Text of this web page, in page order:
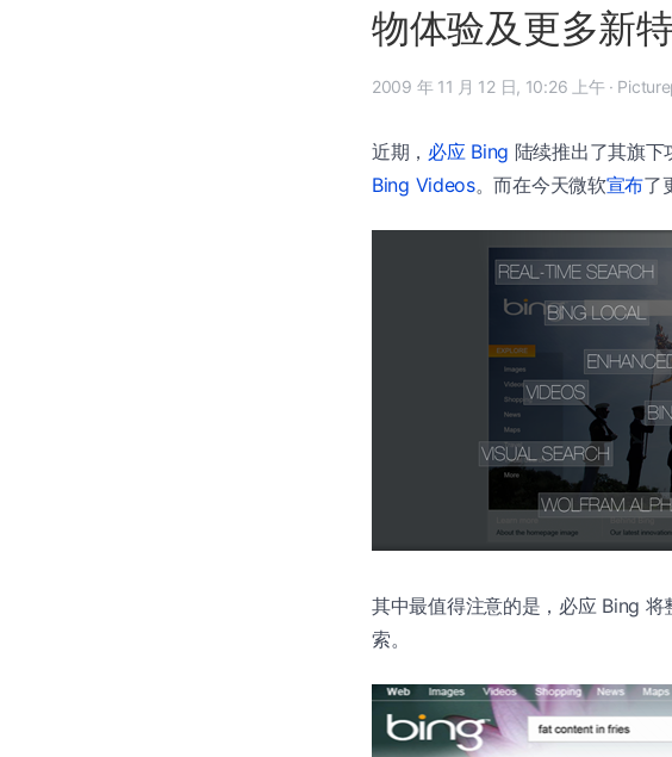
物体验及更多新
2009 年 11 月 12 日, 10:26 上午 ·
近期， 必应 Bing 陆续推出了其旗下
Bing Videos。而在今天微软宣布了
其中最值得注意的是，必应 Bing
索。